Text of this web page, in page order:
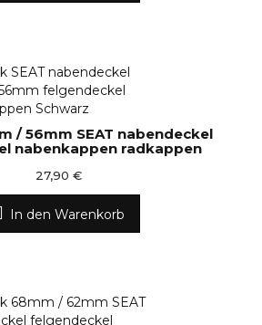
/ 56mm SEAT nabendeckel
nabenkappen radkappen
27,90 €
In den Warenkorb